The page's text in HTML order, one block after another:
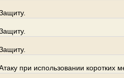
при использовании коротких